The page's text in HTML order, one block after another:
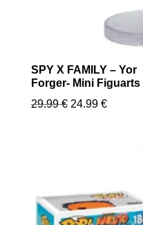
SPY X FAMILY – Yor
Forger- Mini Figuarts
29.99€ Le
24.99 €Le